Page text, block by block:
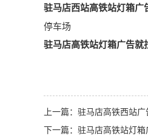
驻马店西站高铁站灯箱广
停车场
驻马店高铁站灯箱广告就
上一篇： 驻马店高铁西站广
下一篇： 驻马店高铁站灯箱